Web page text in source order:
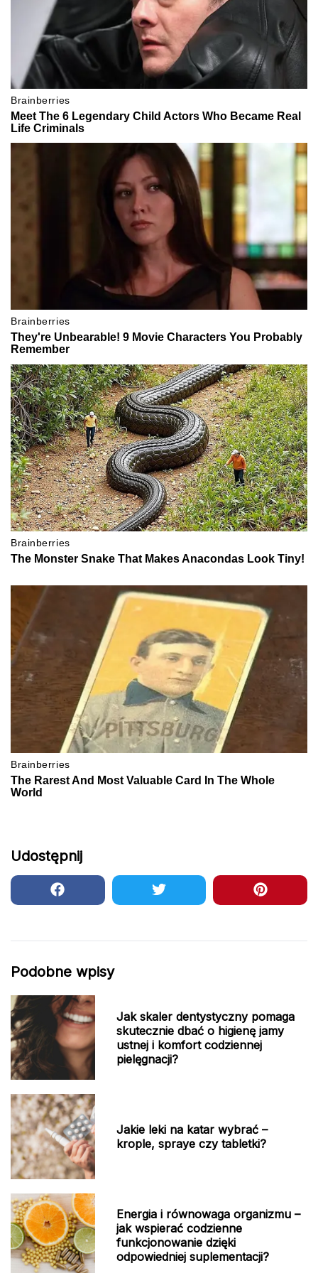
Udostępnij
Podobne wpisy
Jak skaler dentystyczny pomaga
skutecznie dbać o higienę jamy
ustnej i komfort codziennej
pielęgnacji?
Jakie leki na katar wybrać –
krople, spraye czy tabletki?
Energia i równowaga organizmu –
jak wspierać codzienne
funkcjonowanie dzięki
odpowiedniej suplementacji?